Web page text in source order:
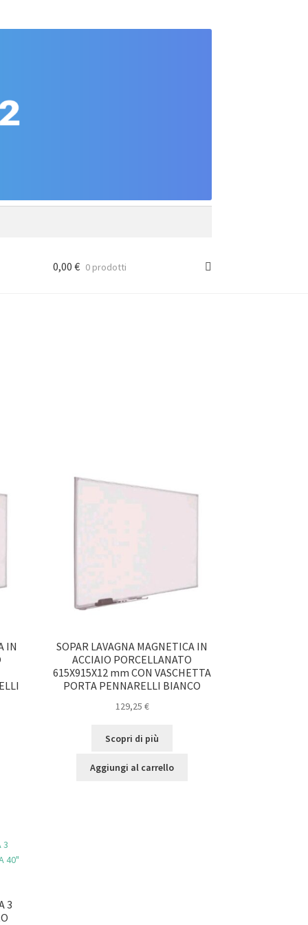
0,00 € 0 prodotti
IN
SOPAR LAVAGNA MAGNETICA IN
ACCIAIO PORCELLANATO
615X915X12 mm CON VASCHETTA
PORTA PENNARELLI BIANCO
129,25 €
Scopri di più
Aggiungi al carrello
3